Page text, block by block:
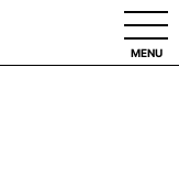
MENU